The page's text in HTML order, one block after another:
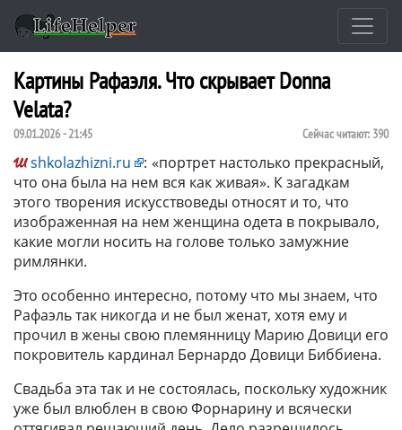
Картины Рафаэля. Что скрывает Donna
Velata?
09.01.2026 - 21:45 Сейчас читают: 390
shkolazhizni.ru : «портрет настолько прекрасный,
что она была на нем вся как живая». К загадкам
этого творения искусствоведы относят и то, что
изображенная на нем женщина одета в покрывало,
какие могли носить на голове только замужние
римлянки.
Это особенно интересно, потому что мы знаем, что
Рафаэль так никогда и не был женат, хотя ему и
прочил в жены свою племянницу Марию Довици его
покровитель кардинал Бернардо Довици Биббиена.
Свадьба эта так и не состоялась, поскольку художник
уже был влюблен в свою Форнарину и всячески